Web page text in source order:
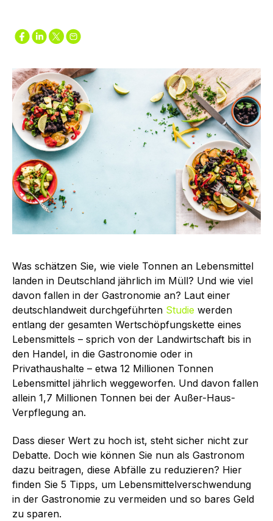
Was schätzen Sie, wie viele Tonnen an Lebensmittel
landen in Deutschland jährlich im Müll? Und wie viel
davon fallen in der Gastronomie an? Laut einer
deutschlandweit durchgeführten Studie werden
entlang der gesamten Wertschöpfungskette eines
Lebensmittels – sprich von der Landwirtschaft bis in
den Handel, in die Gastronomie oder in
Privathaushalte – etwa 12 Millionen Tonnen
Lebensmittel jährlich weggeworfen. Und davon fallen
allein 1,7 Millionen Tonnen bei der Außer-Haus-
Verpflegung an.
Dass dieser Wert zu hoch ist, steht sicher nicht zur
Debatte. Doch wie können Sie nun als Gastronom
dazu beitragen, diese Abfälle zu reduzieren? Hier
finden Sie 5 Tipps, um Lebensmittelverschwendung
in der Gastronomie zu vermeiden und so bares Geld
zu sparen.